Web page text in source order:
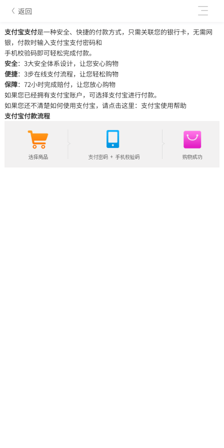
返回
支付宝支付是一种安全、快捷的付款方式，只需关联您的银行卡，无需网
银，付款时输入支付宝支付密码和
手机校验码即可轻松完成付款。
安全：3大安全体系设计，让您安心购物
便捷：3步在线支付流程，让您轻松购物
保障：72小时完成赔付，让您放心购物
如果您已经拥有支付宝账户，可选择支付宝进行付款。
如果您还不清楚如何使用支付宝，请点击这里：支付宝使用帮助
支付宝付款流程